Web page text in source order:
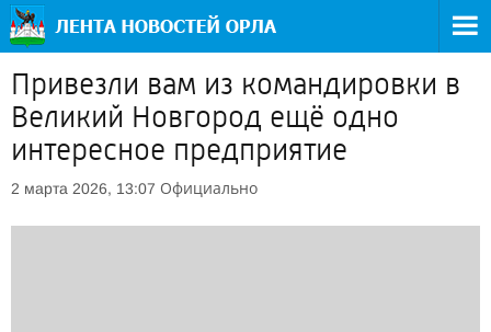
Привезли вам из командировки в
Великий Новгород ещё одно
интересное предприятие
2 марта 2026, 13:07 Официально